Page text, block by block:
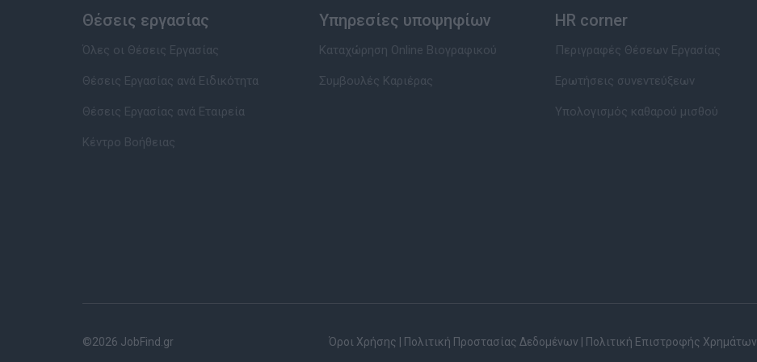
Θέσεις εργασίας
Όλες οι Θέσεις Εργασίας
Θέσεις Εργασίας ανά Ειδικότητα
Θέσεις Εργασίας ανά Εταιρεία
Κέντρο Βοήθειας
Υπηρεσίες υποψηφίων
Καταχώρηση Online Βιογραφικού
Συμβουλές Καριέρας
HR corner
Περιγραφές Θέσεων Εργασίας
Ερωτήσεις συνεντεύξεων
Υπολογισμός καθαρού μισθού
©2026 JobFind.gr Όροι Χρήσης Πολιτική Προστασίας Δεδομένων Πολιτική Επιστροφής Χρημάτων